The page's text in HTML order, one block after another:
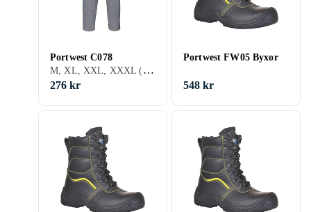
Portwest C078
M, XL, XXL, XXXL (3XL)
276 kr
Portwest FW05 Byxor
548 kr